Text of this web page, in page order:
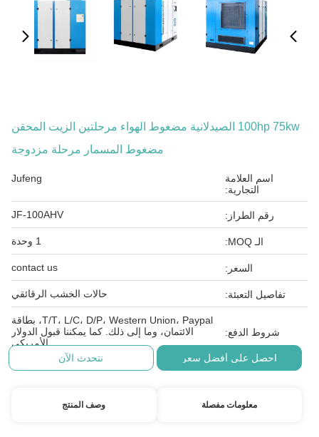
100hp 75kw الصيدلانية مضغوط الهواء مرحلتين الزيت المحقن
مضغوط المسمار مرحلة مزدوجة
اسم العلامة
التجارية:
Jufeng
رقم الطراز: JF-100AHV
الـ MOQ: 1 وحدة
السعر: contact us
تفاصيل التعبئة: حالات الخشب الرقائقي
شروط الدفع:
T/T، L/C، D/P، Western Union، Paypal، بطاقة
الائتمان، وما إلى ذلك. كما يمكننا قبول الدولار
الأمريكي
احصل على أفضل سعر
نتحدث الآن
معلومات مفصلة وصف المنتج